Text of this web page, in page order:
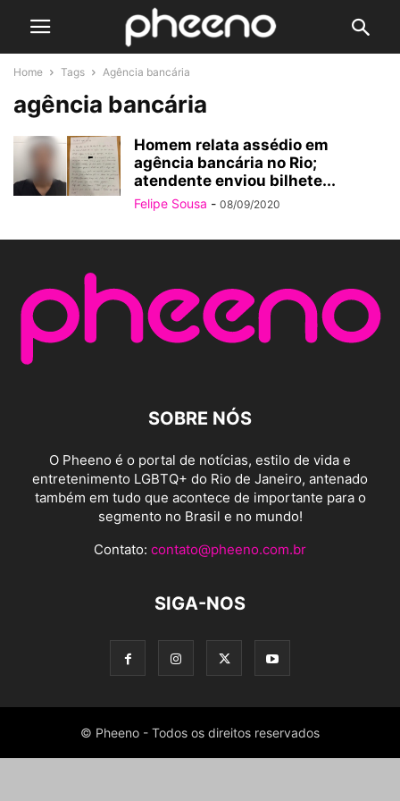
Home Tags Agência bancária
agência bancária
Homem relata assédio em
agência bancária no Rio;
atendente enviou bilhete...
Felipe Sousa - 08/09/2020
SOBRE NÓS
O Pheeno é o portal de notícias, estilo de vida e
entretenimento LGBTQ+ do Rio de Janeiro, antenado
também em tudo que acontece de importante para o
segmento no Brasil e no mundo!
Contato: contato@pheeno.com.br
SIGA-NOS
© Pheeno - Todos os direitos reservados